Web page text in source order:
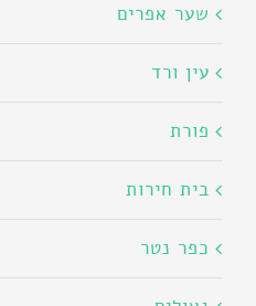
שער אפרים
עין ורד
פורת
בית חירות
כפר נטר